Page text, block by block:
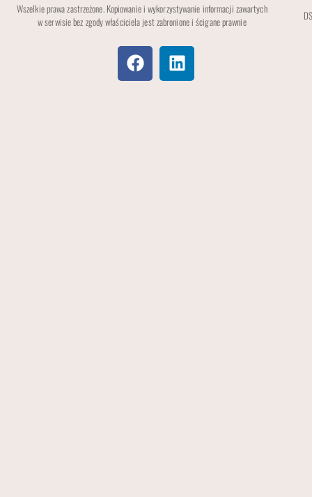
Wszelkie prawa zastrzeżone. Kopiowanie i wykorzystywanie informacji zawartych
w serwisie bez zgody właściciela jest zabronione i ścigane prawnie